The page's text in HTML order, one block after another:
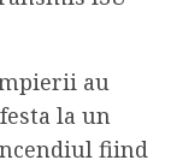
au
la un
fiind